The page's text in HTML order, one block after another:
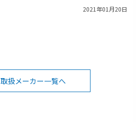
2021年01月20日
取扱メーカー一覧へ